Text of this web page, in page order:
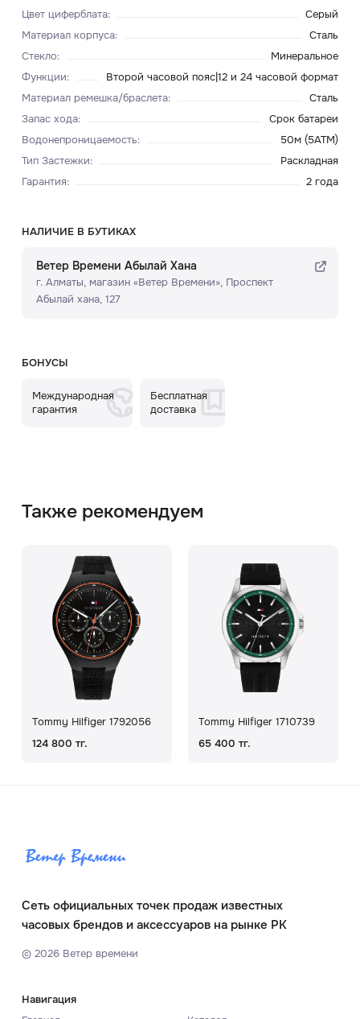
Цвет циферблата:
Серый
Материал корпуса:
Сталь
Стекло:
Минеральное
Функции:
Второй часовой пояс|12 и 24 часовой формат
Материал ремешка/браслета:
Сталь
Запас хода:
Срок батареи
Водонепроницаемость:
50м (5ATM)
Тип Застежки:
Раскладная
Гарантия: 2 года
НАЛИЧИЕ В БУТИКАХ
Ветер Времени Абылай Хана
г. Алматы, ​магазин «Ветер Времени»​, Проспект
Абылай хана, 127
БОНУСЫ
Международная
гарантия
Бесплатная
доставка
Также рекомендуем
Tommy Hilfiger 1792056
124 800 тг.
Tommy Hilfiger 1710739
65 400 тг.
Сеть официальных точек продаж известных
часовых брендов и аксессуаров на рынке РК
© 2026Ветер времени
Навигация